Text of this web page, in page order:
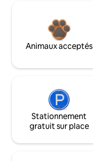
Animaux acceptés
Stationnement
gratuit sur place